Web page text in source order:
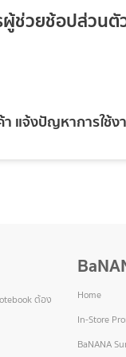
ผู้ช่วยช้อปส่วนตั
แจ้งปัญหาการใช้ง
ต้อง
Home
In-Store
BaNANA